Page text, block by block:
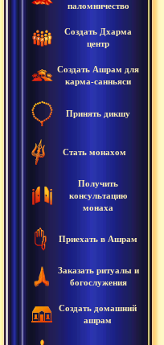
паломничество
Создать Дхарма
центр
Создать Ашрам для
карма-санньяси
Принять дикшу
Стать монахом
Получить
консультацию
монаха
Приехать в Ашрам
Заказать ритуалы и
богослужения
Создать домашний
ашрам